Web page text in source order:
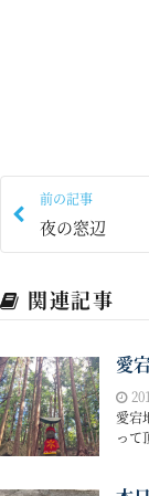
前の記事
夜の窓辺
関連記事
愛
愛宕
って